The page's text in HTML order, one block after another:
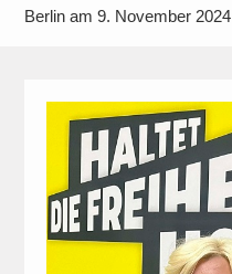
Berlin am 9. November 2024